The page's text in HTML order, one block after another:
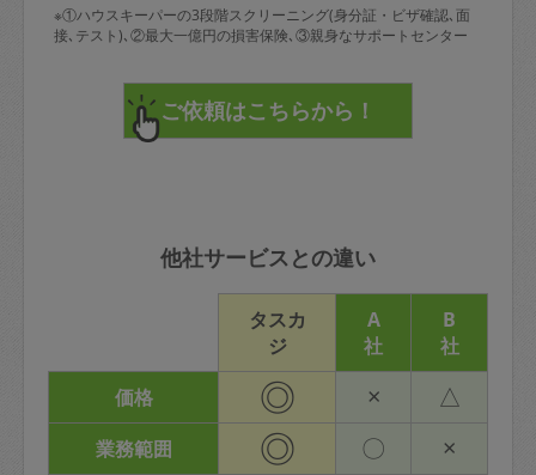
※①ハウスキーパーの3段階スクリーニング(身分証・ビザ確認､面
接､テスト)､②最大一億円の損害保険､③親身なサポートセンター
他社サービスとの違い
タスカ
ジ
A
社
B
社
価格
◎ × △
業務範囲 ◎ 〇 ×